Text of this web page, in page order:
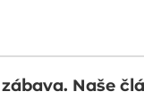
Naše